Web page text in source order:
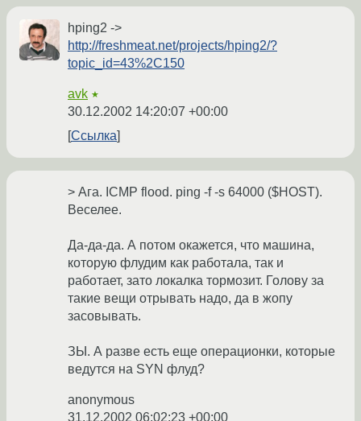
hping2 ->
http://freshmeat.net/projects/hping2/?
topic_id=43%2C150
avk ★
30.12.2002 14:20:07 +00:00
Ссылка
> Ага. ICMP flood. ping -f -s 64000 ($HOST).
Веселее.
Да-да-да. А потом окажется, что машина,
которую флудим как работала, так и
работает, зато локалка тормозит. Голову за
такие вещи отрывать надо, да в жопу
засовывать.
ЗЫ. А разве есть еще операционки, которые
ведутся на SYN флуд?
anonymous
31.12.2002 06:02:23 +00:00